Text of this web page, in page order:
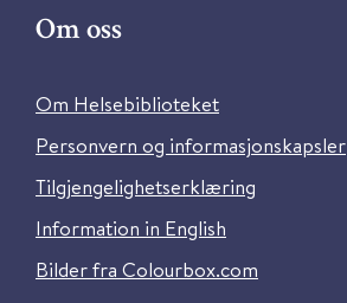
Om oss
Om Helsebiblioteket
Personvern og informasjonskapsler
Tilgjengelighetserklæring
Information in English
Bilder fra Colourbox.com